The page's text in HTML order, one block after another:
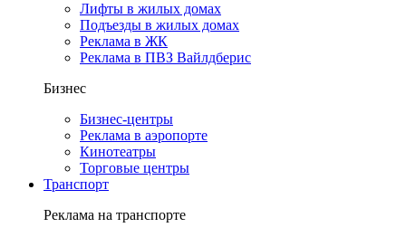
Лифты в жилых домах
Подъезды в жилых домах
Реклама в ЖК
Реклама в ПВЗ Вайлдберис
Бизнес
Бизнес-центры
Реклама в аэропорте
Кинотеатры
Торговые центры
Транспорт
Реклама на транспорте